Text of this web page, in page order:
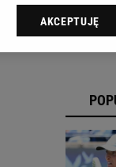
sp. z o.o., jej
swoje preferencje
celów identyfikacji.
reklam i treści,
AKCEPTUJĘ